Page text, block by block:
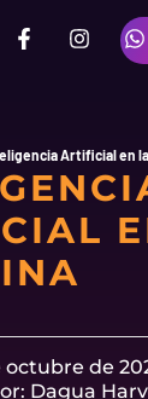
F
a
o
k
-
f
I
n
r
a
m
W
h
a
p
p
Artificial en
octubre de
Dagua